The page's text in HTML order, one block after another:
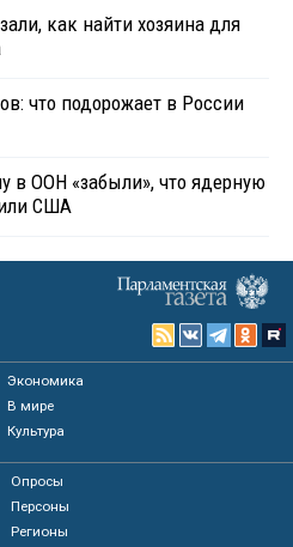
как найти хозяина для
что подорожает в России
в ООН «забыли», что ядерную
США
Экономика
В мире
Культура
Опросы
Персоны
Регионы